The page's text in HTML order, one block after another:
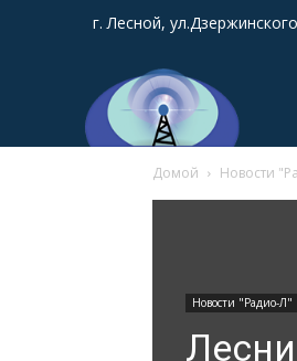
г. Лесной,
Домой Новости
Новости "Радио-Л"